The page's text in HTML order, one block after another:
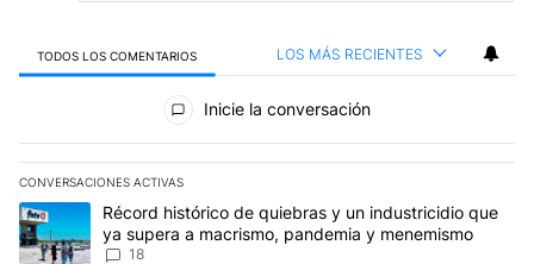
TODOS LOS COMENTARIOS LOS MÁS RECIENTES
Todos los comentarios
Inicie la conversación
CONVERSACIONES ACTIVAS
Este listado muestra los artículos con más comentarios en los
Un artículo de tendencia con el título "Récord histórico de
Récord histórico de quiebras y un industricidio que
ya supera a macrismo, pandemia y menemismo
18